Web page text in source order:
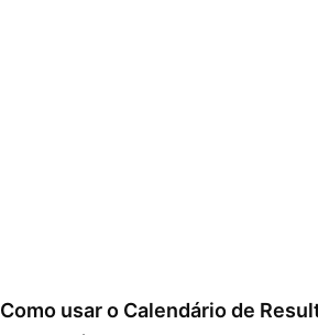
Como usar o Calendário de